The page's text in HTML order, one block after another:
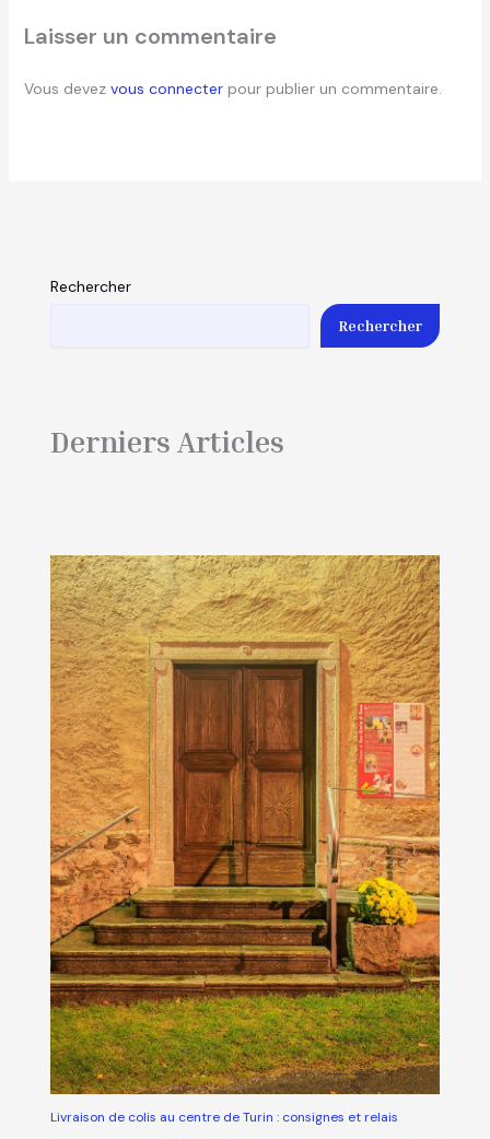
Laisser un commentaire
Vous devez vous connecterpour publier un commentaire.
Rechercher
Rechercher
Derniers Articles
Livraison de colis au centre de Turin : consignes et relais